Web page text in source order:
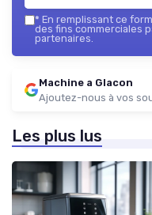
* En remplissant ce
des fins commerciales
partenaires.
Machine a Glacon
Ajoutez-nous à vos
Les plus lus